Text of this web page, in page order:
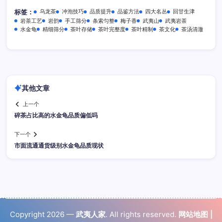
标签： 乌龙茶 冲泡技巧 品质提升 品鉴方法 四大名丛
回甘生津
岩茶工艺
岩韵 手工筛分 条索匀整 梅子香 武夷山
武夷岩茶
水金龟
精细筛分 茶叶存储 茶叶完整度 茶叶精制 茶文化 茶汤清澈
其他文章
上一个
碎茶占比高的水金龟品质偏低吗
下一个
市面流通通货级别水金龟品质现状
Copyright 2026 — 武夷人家. All rights reserved. 网站地图